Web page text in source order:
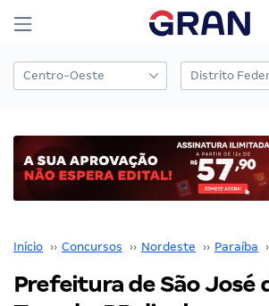
Início ›› Concursos ›› Nordeste ›› Paraíba
Prefeitura de São José